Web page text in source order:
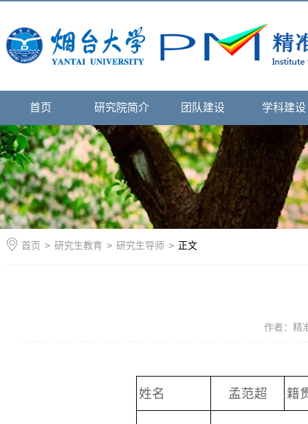
首页 研究院简介 团队建设 学科建设
首页 > 研究生教育 > 研究生导师 > 正文
作者：精
姓名 孟范超 籍